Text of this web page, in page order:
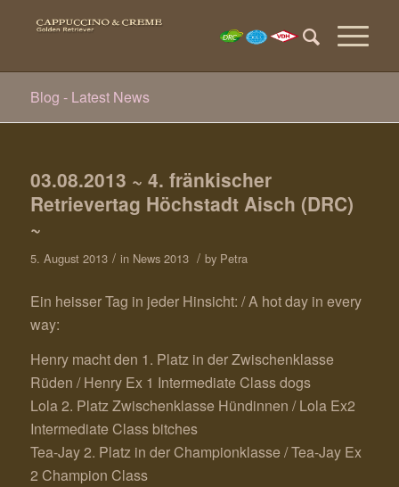
Blog - Latest News
03.08.2013 ~ 4. fränkischer
Retrievertag Höchstadt Aisch (DRC)
~
5. August 2013 / in News 2013 / by Petra
Ein heisser Tag in jeder Hinsicht: / A hot day in every
way:
Henry macht den 1. Platz in der Zwischenklasse
Rüden / Henry Ex 1 Intermediate Class dogs
Lola 2. Platz Zwischenklasse Hündinnen / Lola Ex2
Intermediate Class bitches
Tea-Jay 2. Platz in der Championklasse / Tea-Jay Ex
2 Champion Class